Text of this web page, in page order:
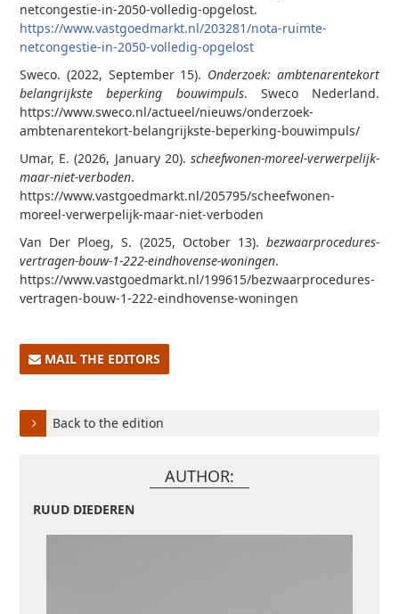
netcongestie-in-2050-volledig-opgelost.
https://www.vastgoedmarkt.nl/203281/nota-ruimte-
netcongestie-in-2050-volledig-opgelost
Sweco. (2022, September 15). Onderzoek: ambtenarentekort
belangrijkste beperking bouwimpuls. Sweco Nederland.
https://www.sweco.nl/actueel/nieuws/onderzoek-
ambtenarentekort-belangrijkste-beperking-bouwimpuls/
Umar, E. (2026, January 20). scheefwonen-moreel-verwerpelijk-
maar-niet-verboden.
https://www.vastgoedmarkt.nl/205795/scheefwonen-
moreel-verwerpelijk-maar-niet-verboden
Van Der Ploeg, S. (2025, October 13). bezwaarprocedures-
vertragen-bouw-1-222-eindhovense-woningen.
https://www.vastgoedmarkt.nl/199615/bezwaarprocedures-
vertragen-bouw-1-222-eindhovense-woningen
MAIL THE EDITORS
Back to the edition
AUTHOR:
RUUD DIEDEREN